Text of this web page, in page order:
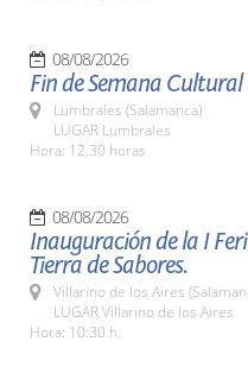
08/08/2026
Fin de Semana
Lumbrales (Salamanca)
LUGAR Lumbrales
Hora: 12,30 horas
08/08/2026
Inauguración de la I
Tierra de Sabores.
Villarino de los Aires
LUGAR Villarino de los Aires
Hora: 10:30 h.